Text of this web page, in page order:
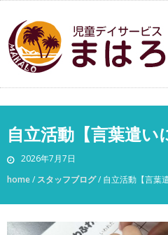
自立活動【言葉遣い
2026年7月7日
home/ スタッフブログ/ 自立活動【言葉